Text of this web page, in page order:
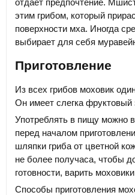
отдает предпочтение.
этим грибом, который
поверхности мха. Иногда
выбирает для себя
Приготовление
Из всех грибов моховик
Он имеет слегка фруктовый
Употреблять в пищу можно
перед началом
шляпки гриба от цветной
не более получаса, чтобы
готовности, варить
Способы приготовления